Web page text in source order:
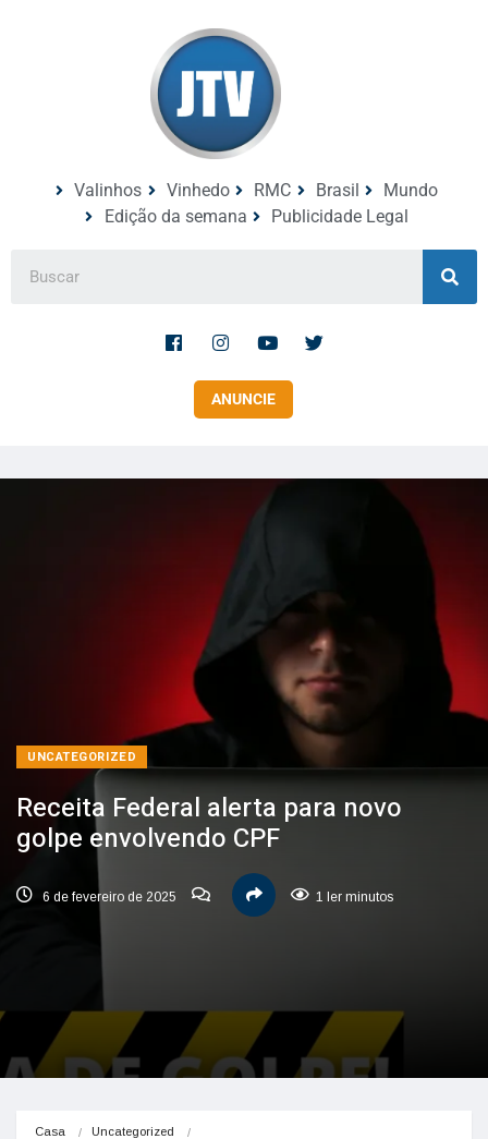
Valinhos Vinhedo RMC Brasil
Mundo
Edição da semana
Publicidade Legal
ANUNCIE
UNCATEGORIZED
Receita Federal alerta para novo
golpe envolvendo CPF
6 de fevereiro de 2025 1 ler minutos
Casa Uncategorized